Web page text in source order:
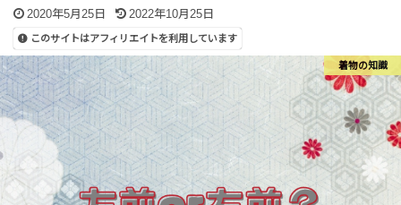
2020年5月25日 2022年10月25日
このサイトはアフィリエイトを利用しています
着物の知識